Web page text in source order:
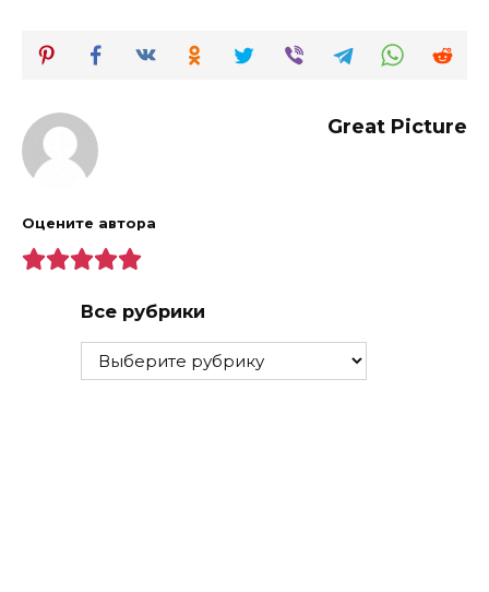
Great Picture
Оцените автора
Все рубрики
Все
рубрики